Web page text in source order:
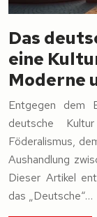
Das
eine
Moderne
Entgegen dem
deutsche
Föderalismus,
Aushandlung
Dieser Artikel
das „Deutsche“…